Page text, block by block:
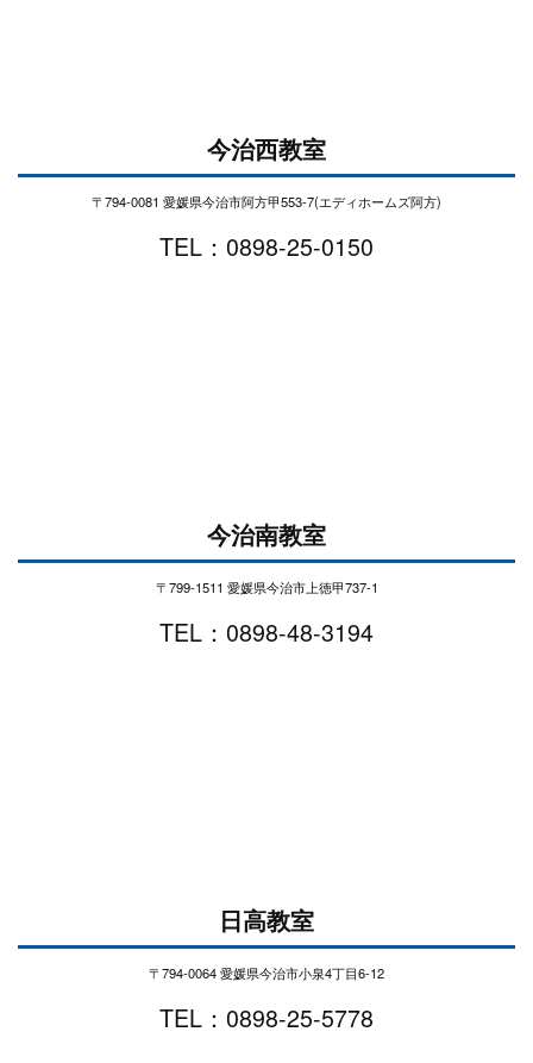
今治西教室
〒794-0081 愛媛県今治市阿方甲553-7(エディホームズ阿方)
TEL：0898-25-0150
今治南教室
〒799-1511 愛媛県今治市上徳甲737-1
TEL：0898-48-3194
日高教室
〒794-0064 愛媛県今治市小泉4丁目6-12
TEL：0898-25-5778